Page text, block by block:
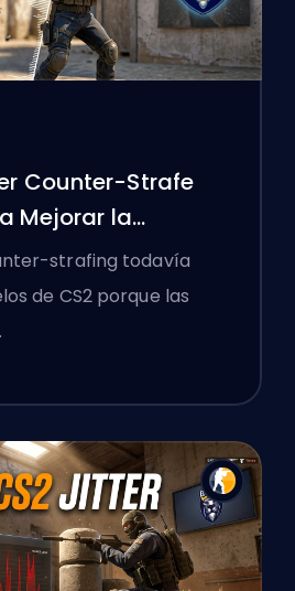
Counter-Strafe
Mejorar la
strafing todavía
de CS2 porque las